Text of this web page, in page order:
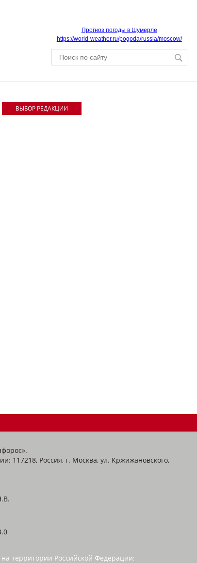
Прогноз погоды в Шумерле
https://world-weather.ru/pogoda/russia/moscow/
ВЫБОР РЕДАКЦИИ
117218, Россия, г. Москва, ул. Кржижановского,
территории Российской Федерации: